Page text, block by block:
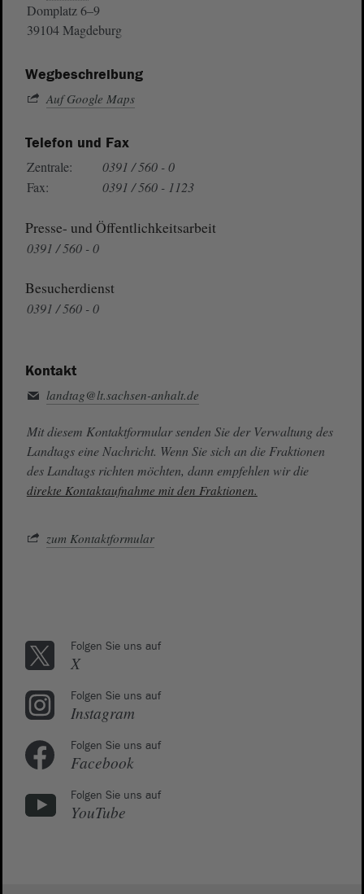
Domplatz 6–9
39104 Magdeburg
Wegbeschreibung
Auf Google Maps
Telefon und Fax
Zentrale:
0391 / 560 - 0
Fax:
0391 / 560 - 1123
Presse- und Öffentlichkeitsarbeit
0391 / 560 - 0
Besucherdienst
0391 / 560 - 0
Kontakt
landtag@lt.sachsen-anhalt.de
Mit diesem Kontaktformular senden Sie der Verwaltung des
Landtags eine Nachricht. Wenn Sie sich an die Fraktionen
des Landtags richten möchten, dann empfehlen wir die
direkte Kontaktaufnahme mit den Fraktionen.
zum Kontaktformular
Folgen Sie uns auf
X
Folgen Sie uns auf
Instagram
Folgen Sie uns auf
Facebook
Folgen Sie uns auf
YouTube